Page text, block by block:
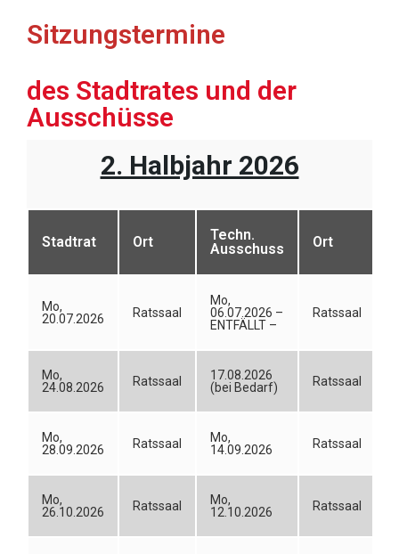
Sitzungstermine
des Stadtrates und der
Ausschüsse
2. Halbjahr 2026
Stadtrat Ort
Techn.
Ausschuss
Ort
Mo,
20.07.2026
Ratssaal
Mo,
06.07.2026 –
ENTFÄLLT –
Ratssaal
Mo,
24.08.2026
Ratssaal
17.08.2026
(bei Bedarf)
Ratssaal
Mo,
28.09.2026
Ratssaal
Mo,
14.09.2026
Ratssaal
Mo,
26.10.2026
Ratssaal
Mo,
12.10.2026
Ratssaal